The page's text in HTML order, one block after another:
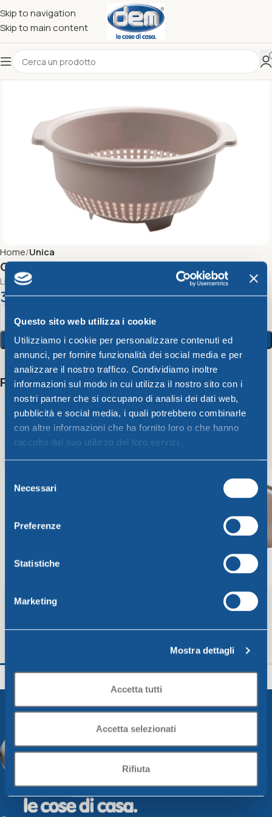
Questo sito web utilizza i cookie
Utilizziamo i cookie per personalizzare contenuti ed
annunci, per fornire funzionalità dei social media e per
analizzare il nostro traffico. Condividiamo inoltre
informazioni sul modo in cui utilizza il nostro sito con i
nostri partner che si occupano di analisi dei dati web,
pubblicità e social media, i quali potrebbero combinarle
con altre informazioni che ha fornito loro o che hanno
raccolto dal suo utilizzo dei loro servizi.
delNecessari
Preferenze
Statistiche
Marketing
Mostra dettagli
Accetta tutti
Accetta selezionati
Rifiuta
Skip to navigation
Skip to main content
Home Unica
Colapasta diam. Cm30 tortora
LINEA UNICA COLAPASTA TORTORA diam. cm30
3,94€
Aggiungi Al Carrello
Potrebbero interessarti anche
Aggiungi Al Carrello
Imbuto diam.
Aggiungi Al Carrello